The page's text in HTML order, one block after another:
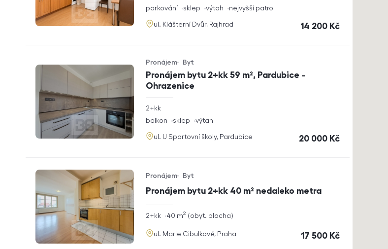
funkce
parkování sklep výtah nejvyšší patro
adresa
ul. Klášterní Dvůr, Rajhrad cena
14 200 Kč
Pronájem bytu 2+kk 59 m², Pardubice -
Ohrazenice
Typ nabídky
Pronájem
Typ nemovitosti
Byt
rozměry
2+kk
funkce
balkon sklep výtah
adresa
ul. U Sportovní školy, Pardubice cena
20 000 Kč
Pronájem bytu 2+kk 40 m² nedaleko metra
Typ nabídky
Pronájem
Typ nemovitosti
Byt
rozměry
dispozice
2+kk obyt. plocha
40 m2
adresa
ul. Marie Cibulkové, Praha cena
17 500 Kč